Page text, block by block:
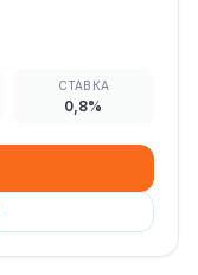
СТАВКА
0,8%